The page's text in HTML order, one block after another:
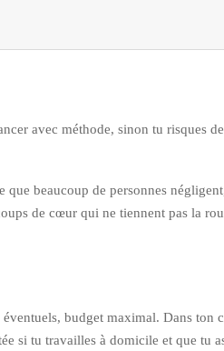
avec méthode, sinon tu risques
que beaucoup de personnes
de cœur qui ne tiennent pas la
budget maximal. Dans ton
si tu travailles à domicile et que tu